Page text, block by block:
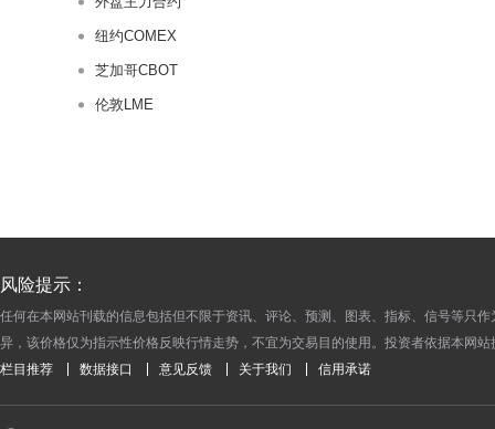
纽约COMEX
芝加哥CBOT
伦敦LME
2017-08-21
2017-08-18
2017-08-17
风险提示：
任何在本网站刊载的信息包括但不限于资讯、评论、预测、图表、指标、信号等只
异，该价格仅为指示性价格反映行情走势，不宜为交易目的使用。投资者依据本网
栏目推荐 数据接口 意见反馈 关于我们 信用承诺